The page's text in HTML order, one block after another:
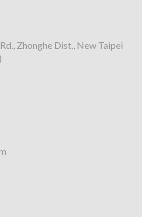
Zhonghe Dist., New Taipei